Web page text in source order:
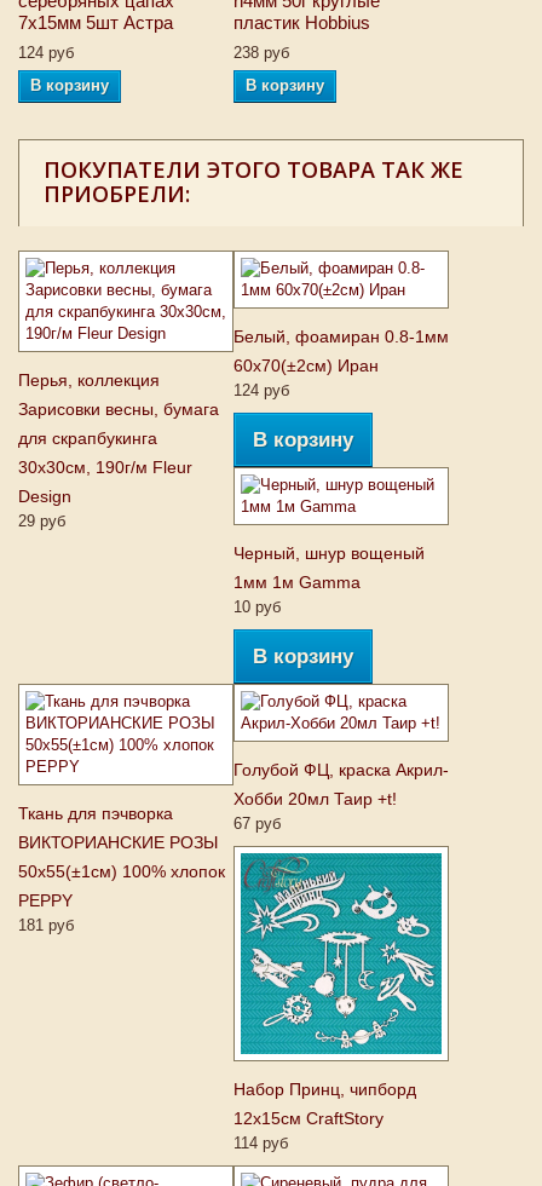
7х15мм 5шт Астра
124 руб
В корзину
пластик Hobbius
238 руб
В корзину
ПОКУПАТЕЛИ ЭТОГО ТОВАРА ТАК ЖЕ
ПРИОБРЕЛИ:
Перья, коллекция
Зарисовки весны, бумага
для скрапбукинга
30x30см, 190г/м Fleur
Design
29 руб
Белый, фоамиран 0.8-1мм
60х70(±2см) Иран
124 руб
В корзину
Черный, шнур вощеный
1мм 1м Gamma
10 руб
В корзину
Ткань для пэчворка
ВИКТОРИАНСКИЕ РОЗЫ
50х55(±1см) 100% хлопок
PEPPY
181 руб
Голубой ФЦ, краска Акрил-
Хобби 20мл Таир +t!
67 руб
Набор Принц, чипборд
12х15см CraftStory
114 руб